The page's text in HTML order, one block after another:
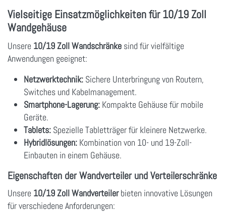
Vielseitige Einsatzmöglichkeiten für 10/19 Zoll
Wandgehäuse
Unsere 10/19 Zoll Wandschränke sind für vielfältige
Anwendungen geeignet:
Netzwerktechnik: Sichere Unterbringung von Routern,
Switches und Kabelmanagement.
Smartphone-Lagerung: Kompakte Gehäuse für mobile
Geräte.
Tablets: Spezielle Tabletträger für kleinere Netzwerke.
Hybridlösungen: Kombination von 10- und 19-Zoll-
Einbauten in einem Gehäuse.
Eigenschaften der Wandverteiler und Verteilerschränke
Unsere 10/19 Zoll Wandverteilerbieten innovative Lösungen
für verschiedene Anforderungen: